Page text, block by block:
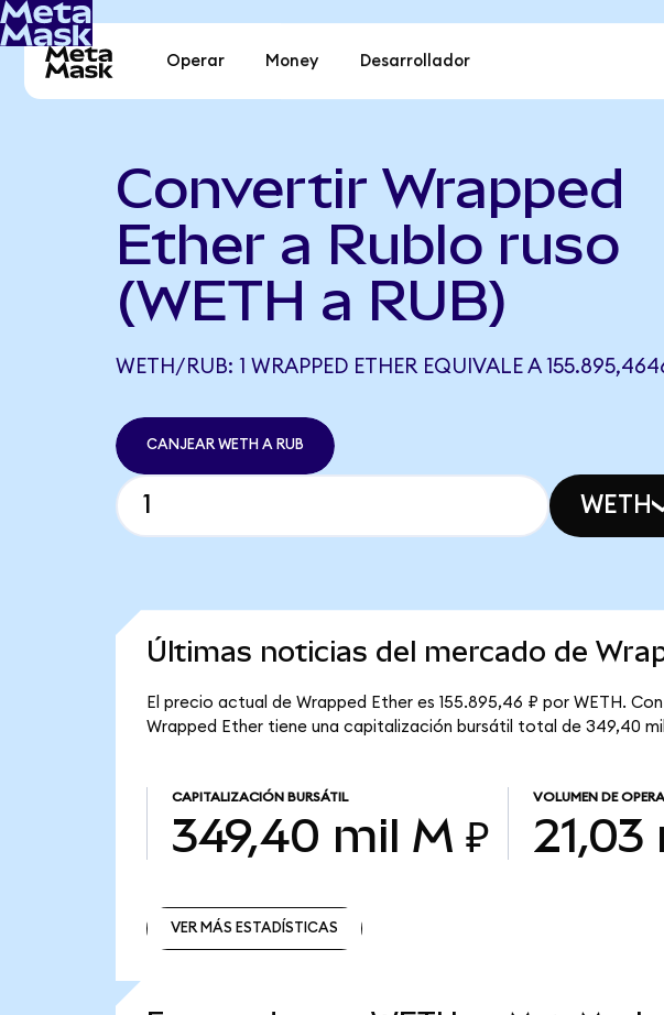
Operar Money Desarrollador
Convertir Wrapped
Ether a Rublo ruso
(WETH a RUB)
WETH/RUB: 1 WRAPPED ETHER EQUIVALE A
CANJEAR WETH A RUB
WETH
Últimas noticias del mercado de
El precio actual de Wrapped Ether es 155.895,46 ₽ por WETH.
Wrapped Ether tiene una capitalización bursátil total de 349,40
CAPITALIZACIÓN BURSÁTIL
349,40 mil M ₽
VOLUMEN DE
21,03
VER MÁS ESTADÍSTICAS